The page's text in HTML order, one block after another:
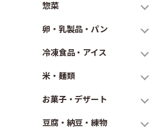
惣菜
卵・乳製品・パン
冷凍食品・アイス
米・麺類
お菓子・デザート
豆腐・納豆・練物